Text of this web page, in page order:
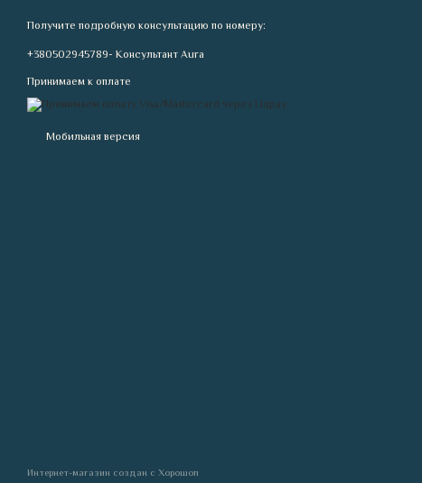
Получите подробную консультацию по номеру:
+380502945789- Консультант Aura
Принимаем к оплате
Мобильная версия
Интернет-магазин создан с Хорошоп